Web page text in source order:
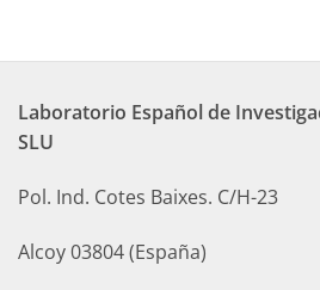
Laboratorio Español de
SLU
Pol. Ind. Cotes Baixes. C/H-23
Alcoy 03804 (España)